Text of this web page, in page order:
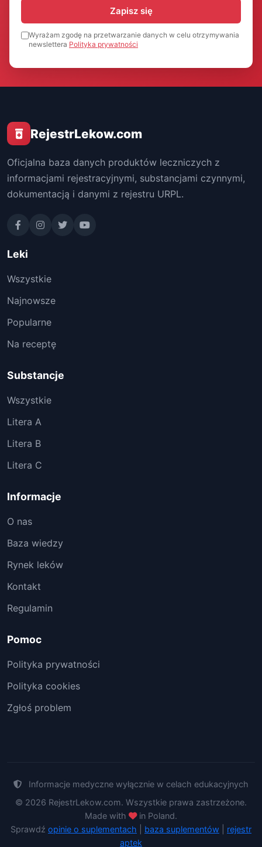
Zapisz się
Wyrażam zgodę na przetwarzanie danych w celu otrzymywania
newslettera Polityka prywatności
RejestrLekow.com
Oficjalna baza danych produktów leczniczych z
informacjami rejestracyjnymi, substancjami czynnymi,
dokumentacją i danymi z rejestru URPL.
Leki
Wszystkie
Najnowsze
Popularne
Na receptę
Substancje
Wszystkie
Litera A
Litera B
Litera C
Informacje
O nas
Baza wiedzy
Rynek leków
Kontakt
Regulamin
Pomoc
Polityka prywatności
Polityka cookies
Zgłoś problem
Informacje medyczne wyłącznie w celach edukacyjnych
© 2026 RejestrLekow.com. Wszystkie prawa zastrzeżone.
Made with
in Poland.
Sprawdź opinie o suplementach baza suplementów
rejestr
aptek